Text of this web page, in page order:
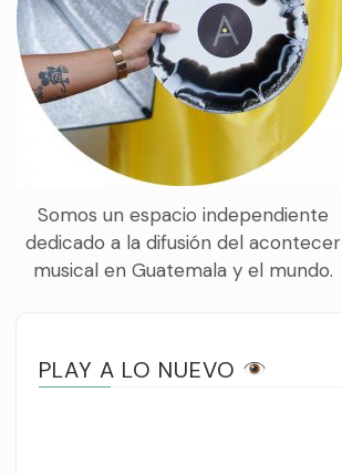
Somos un espacio independiente
dedicado a la difusión del acontecer
musical en Guatemala y el mundo.
PLAY A LO NUEVO